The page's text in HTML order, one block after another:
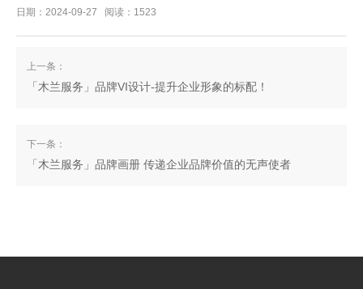
日期：2024-09-27 阅读：1523
上一条：
「木兰服务」品牌VI设计-提升企业形象的标配！
下一条：
「木兰服务」品牌画册 传递企业品牌价值的无声使者